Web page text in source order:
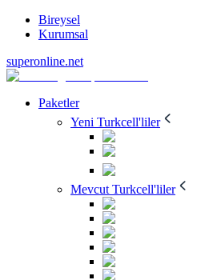
Bireysel
Kurumsal
superonline.net
Paketler
Yeni Turkcell'liler
Mevcut Turkcell'liler